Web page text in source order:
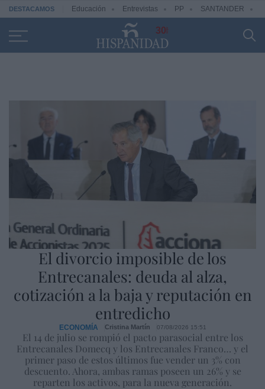
DESTACAMOS Educación Entrevistas PP SANTANDER
30
El divorcio imposible de los
Entrecanales: deuda al alza,
cotización a la baja y reputación en
entredicho
ECONOMÍA Cristina Martín 07/08/2026 15:51
El 14 de julio se rompió el pacto parasocial entre los
Entrecanales Domecq y los Entrecanales Franco… y el
primer paso de estos últimos fue vender un 3% con
descuento. Ahora, ambas ramas poseen un 26% y se
reparten los activos, para la nueva generación.